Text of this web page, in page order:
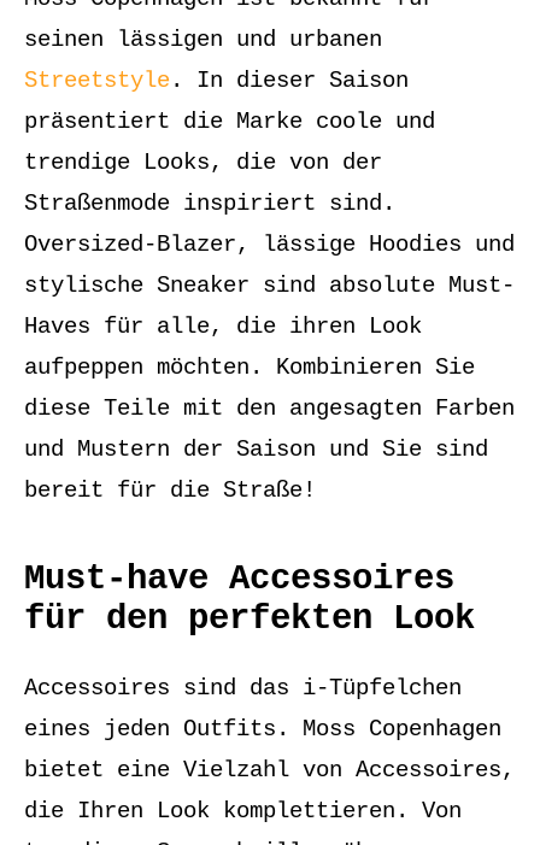
seinen lässigen und urbanen
Streetstyle. In dieser Saison
präsentiert die Marke coole und
trendige Looks, die von der
Straßenmode inspiriert sind.
Oversized-Blazer, lässige Hoodies und
stylische Sneaker sind absolute Must-
Haves für alle, die ihren Look
aufpeppen möchten. Kombinieren Sie
diese Teile mit den angesagten Farben
und Mustern der Saison und Sie sind
bereit für die Straße!
Must-have Accessoires
für den perfekten Look
Accessoires sind das i-Tüpfelchen
eines jeden Outfits. Moss Copenhagen
bietet eine Vielzahl von Accessoires,
die Ihren Look komplettieren. Von